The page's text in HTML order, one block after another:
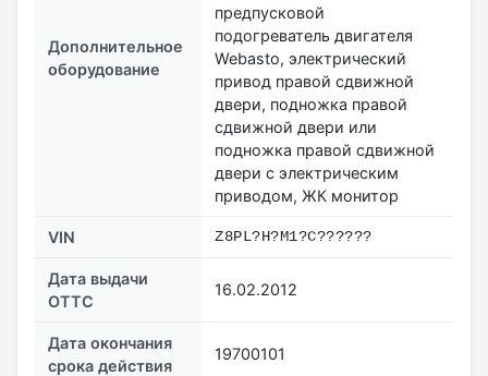
Дополнительное
оборудование
предпусковой
подогреватель двигателя
Webasto, электрический
привод правой сдвижной
двери, подножка правой
сдвижной двери или
подножка правой сдвижной
двери с электрическим
приводом, ЖК монитор
VIN Z8PL?H?М1?С??????
Дата выдачи
ОТТС
16.02.2012
Дата окончания
срока действия
19700101